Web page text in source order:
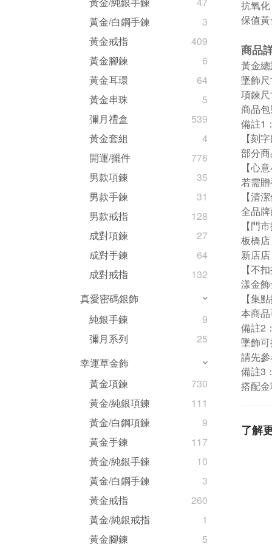
黃金/白鋼手鍊
3
黃金戒指
409
黃金腳鍊
6
黃金耳環
64
黃金串珠
5
彌月禮盒
539
黃金套組
4
開運/擺件
776
男款項鍊
35
男款手鍊
31
男款戒指
128
成對項鍊
27
成對手鍊
64
成對戒指
132
真愛密碼銀飾
純銀手鍊
9
彌月系列
25
幸運草金飾
黃金項鍊
730
黃金/純銀項鍊
111
黃金/白鋼項鍊
9
黃金手鍊
117
黃金/純銀手鍊
10
黃金/白鋼手鍊
3
黃金戒指
260
黃金/純銀戒指
1
黃金腳鍊
5
抗氧
保值
商品
黃金
墜飾
項鍊
商品
備註1
【刻
部分
【心
若需
【清
全品
【門
板橋
新店
【不
漾金
【集
本商
備註2
墜飾
請先
備註3
搭配
了解